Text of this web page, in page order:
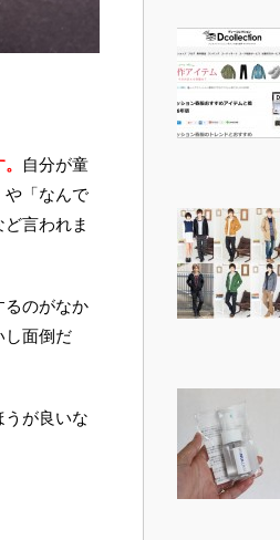
自分が童
や「なんで
言われま
るのがなか
し面倒だ
うが良いな